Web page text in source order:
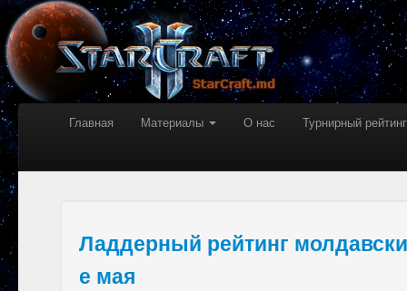
Главная Материалы О нас Турнирный рейтинг
Ладдерный рейтинг
е мая